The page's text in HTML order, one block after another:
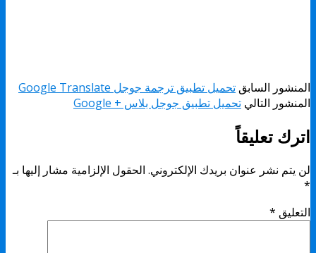
المنشور السابق تحميل تطبيق ترجمة جوجل Google Translate
المنشور التالي تحميل تطبيق جوجل بلاس + Google
اترك تعليقاً
لن يتم نشر عنوان بريدك الإلكتروني. الحقول الإلزامية مشار إليها بـ
*
التعليق *